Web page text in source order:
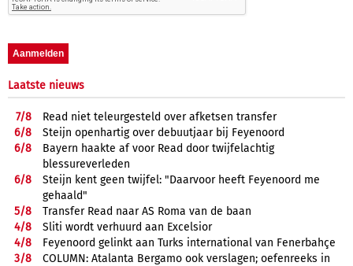
Laatste nieuws
7/8
Read niet teleurgesteld over afketsen transfer
6/8
Steijn openhartig over debuutjaar bij Feyenoord
6/8
Bayern haakte af voor Read door twijfelachtig
blessureverleden
6/8
Steijn kent geen twijfel: "Daarvoor heeft Feyenoord me
gehaald"
5/8
Transfer Read naar AS Roma van de baan
4/8
Sliti wordt verhuurd aan Excelsior
4/8
Feyenoord gelinkt aan Turks international van Fenerbahçe
3/8
COLUMN: Atalanta Bergamo ook verslagen; oefenreeks in